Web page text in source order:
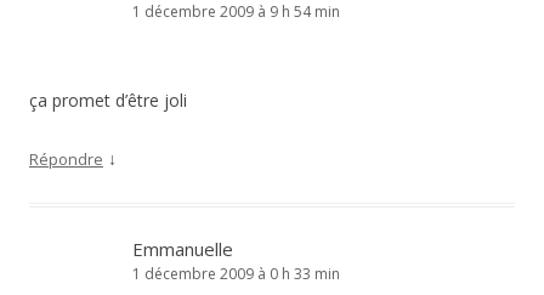
1 décembre 2009 à 9 h 54 min
ça promet d’être joli
Répondre ↓
Emmanuelle
1 décembre 2009 à 0 h 33 min